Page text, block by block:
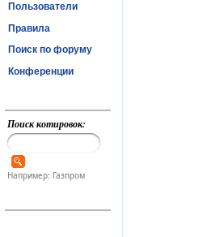
Пользователи
Правила
Поиск по форуму
Конференции
Поиск котировок:
Например: Газпром